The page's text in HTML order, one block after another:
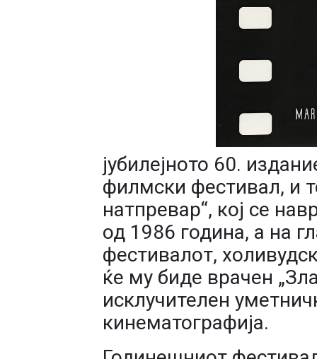
јубилејното 60.
филмски фестивал, и
натпревар“, кој се
од 1986 година, а на
фестивалот,
ќе му биде врачен
исклучителен
кинематографија.